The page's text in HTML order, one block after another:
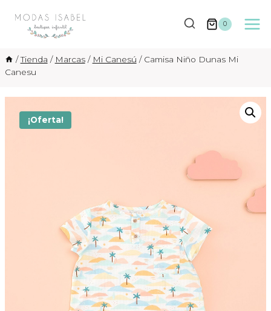
contenido
0
/ Tienda / Marcas / Mi Canesú / Camisa Niño Dunas Mi
Canesu
¡Oferta!